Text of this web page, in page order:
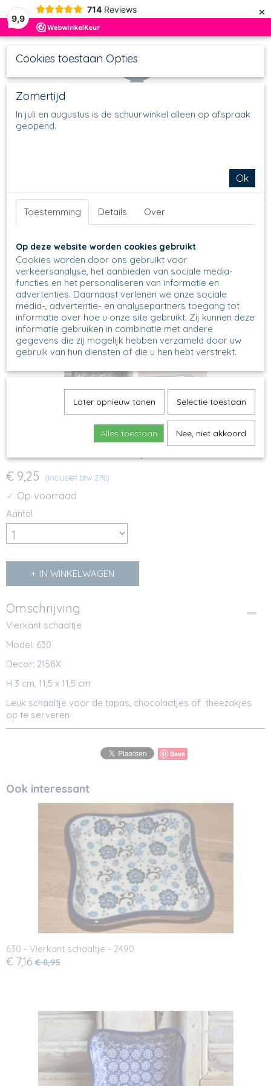
9,9
714 Reviews ×
Inloggen Registreren
Vierkant schaaltje 630,
630 - Vierkant schaaltje - 2158
€ 9,25 (inclusief btw 21%)
✓ Op voorraad
Aantal
IN WINKELWAGEN
Omschrijving
Vierkant schaaltje
Model: 630
Decor: 2158X
H 3 cm, 11,5 x 11,5 cm
Leuk schaaltje voor de tapas, chocolaatjes of theezakjes
op te serveren
Save
Ook interessant
630 - Vierkant schaaltje - 2490
€ 7,16 € 8,95
Cookies toestaan Opties
Zomertijd
In juli en augustus is de schuurwinkel alleen op afspraak
geopend.
Ok
Toestemming Details Over
Op deze website worden cookies gebruikt
Cookies worden door ons gebruikt voor
verkeersanalyse, het aanbieden van sociale media-
functies en het personaliseren van informatie en
advertenties. Daarnaast verlenen we onze sociale
media-, advertentie- en analysepartners toegang tot
informatie over hoe u onze site gebruikt. Zij kunnen deze
informatie gebruiken in combinatie met andere
gegevens die zij mogelijk hebben verzameld door uw
gebruik van hun diensten of die u hen hebt verstrekt.
Later opnieuw tonen Selectie toestaan
Alles toestaan Nee, niet akkoord